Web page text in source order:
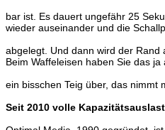
bar ist. Es dauert ungefähr 25
wieder auseinander und die
abgelegt. Und dann wird der Rand
Beim Waffeleisen haben Sie das ja
ein bisschen Teig über, das nimmt
Seit 2010 volle